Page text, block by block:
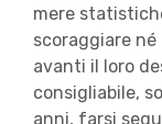
mere
scoraggiare
avanti il loro
consigliabile,
anni, farsi